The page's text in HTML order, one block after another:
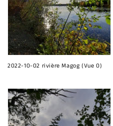
2022-10-02 rivière Magog (Vue 0)